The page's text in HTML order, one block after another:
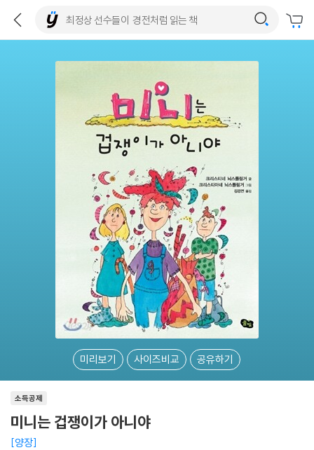
미리보기 사이즈비교 공유하기
소득공제
미니는 겁쟁이가 아니야
양장